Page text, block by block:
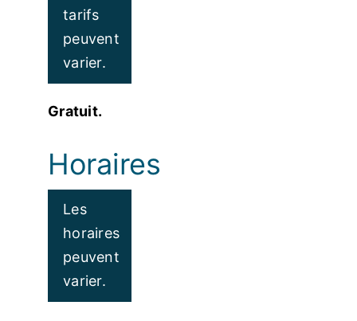
tarifs
peuvent
varier.
Gratuit.
Horaires
Les
horaires
peuvent
varier.